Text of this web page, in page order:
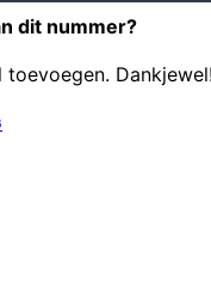
dit nummer?